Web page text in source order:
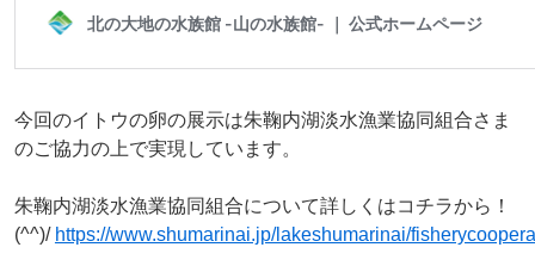
今回のイトウの卵の展示は朱鞠内湖淡水漁業協同組合さま
のご協力の上で実現しています。
朱鞠内湖淡水漁業協同組合について詳しくはコチラから！
(^^)/ https://www.shumarinai.jp/lakeshumarinai/